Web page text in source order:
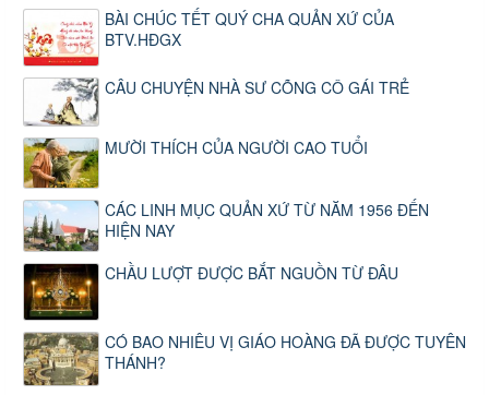
BÀI CHÚC TẾT QUÝ CHA QUẢN XỨ CỦA
BTV.HĐGX
CÂU CHUYỆN NHÀ SƯ CÕNG CÔ GÁI TRẺ
MƯỜI THÍCH CỦA NGƯỜI CAO TUỔI
CÁC LINH MỤC QUẢN XỨ TỪ NĂM 1956 ĐẾN
HIỆN NAY
CHẦU LƯỢT ĐƯỢC BẮT NGUỒN TỪ ĐÂU
CÓ BAO NHIÊU VỊ GIÁO HOÀNG ĐÃ ĐƯỢC TUYÊN
THÁNH?